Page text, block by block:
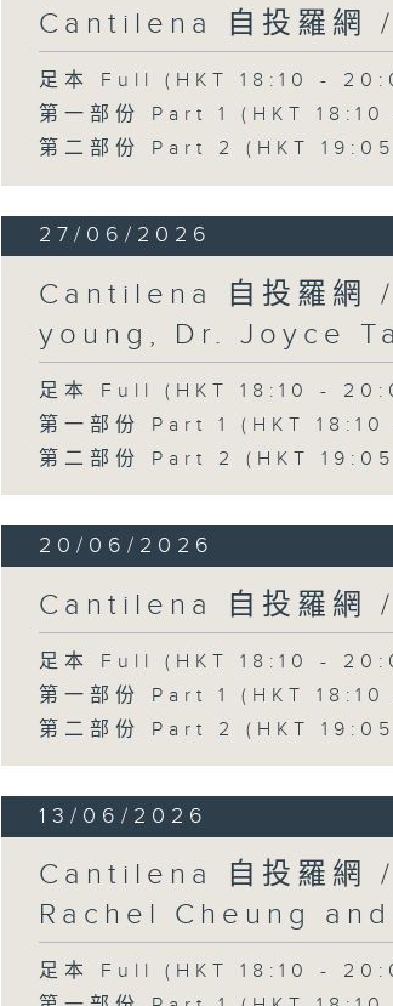
Cantilena 自投羅網
足本 Full (HKT 18:10 -
第一部份 Part 1 (HKT
第二部份 Part 2 (HKT
27/06/2026
Cantilena 自投羅網
young, Dr. Joyce
足本 Full (HKT 18:10 -
第一部份 Part 1 (HKT
第二部份 Part 2 (HKT
20/06/2026
Cantilena 自投羅網
足本 Full (HKT 18:10 -
第一部份 Part 1 (HKT
第二部份 Part 2 (HKT
13/06/2026
Cantilena 自投羅網
Rachel Cheung
足本 Full (HKT 18:10 -